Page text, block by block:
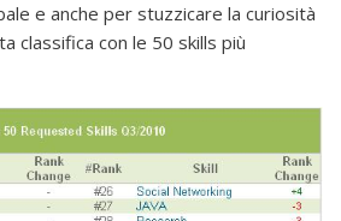
e anche per stuzzicare la curiosità
classifica con le 50 skills più